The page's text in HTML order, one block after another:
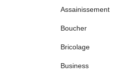
Assainissement
Boucher
Bricolage
Business